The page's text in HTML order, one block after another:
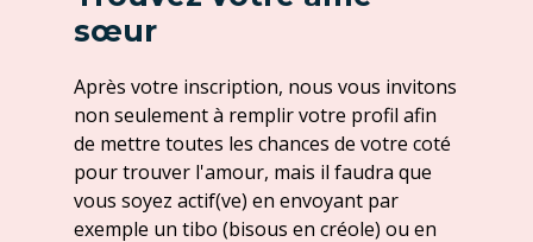
sœur
Après votre inscription, nous vous invitons
non seulement à remplir votre profil afin
de mettre toutes les chances de votre coté
pour trouver l'amour, mais il faudra que
vous soyez actif(ve) en envoyant par
exemple un tibo (bisous en créole) ou en